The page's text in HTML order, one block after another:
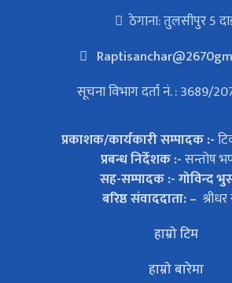
ठेगाना: तुलसीपुर 5
सूचना विभाग दर्ता नं. : 3689/
प्रकाशक/कार्यकारी सम्पादक :-
प्रबन्ध निर्देशक :-सन्तोष
सह-सम्पादक :- गोविन्द
बरिष्ठ संवाददाता: –
हाम्रो टिम
हाम्रो बारेमा